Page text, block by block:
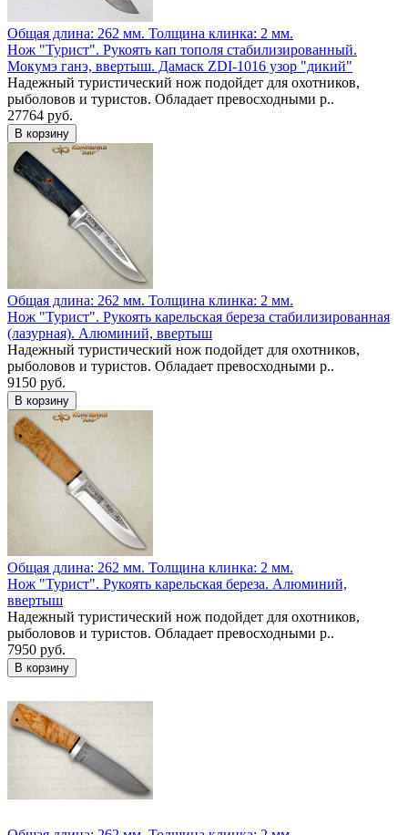
Общая длина: 262 мм. Толщина клинка: 2 мм.
Нож "Турист". Рукоять кап тополя стабилизированный.
Мокумэ ганэ, ввертыш. Дамаск ZDI-1016 узор "дикий"
Надежный туристический нож подойдет для охотников,
рыболовов и туристов. Обладает превосходными р..
27764 руб.
Общая длина: 262 мм. Толщина клинка: 2 мм.
Нож "Турист". Рукоять карельская береза стабилизированная
(лазурная). Алюминий, ввертыш
Надежный туристический нож подойдет для охотников,
рыболовов и туристов. Обладает превосходными р..
9150 руб.
Общая длина: 262 мм. Толщина клинка: 2 мм.
Нож "Турист". Рукоять карельская береза. Алюминий,
ввертыш
Надежный туристический нож подойдет для охотников,
рыболовов и туристов. Обладает превосходными р..
7950 руб.